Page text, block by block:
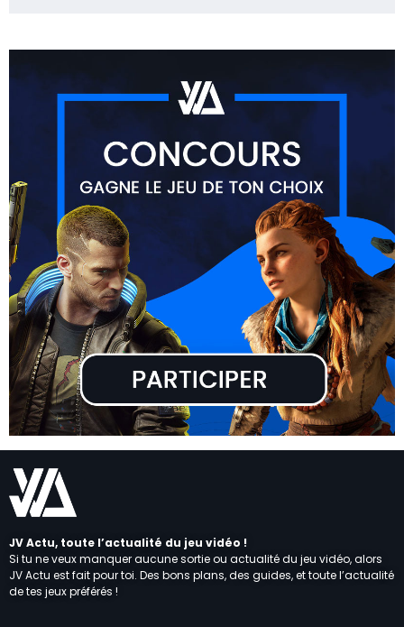
JV Actu, toute l’actualité du jeu vidéo !
Si tu ne veux manquer aucune sortie ou actualité du jeu vidéo, alors
JV Actu est fait pour toi. Des bons plans, des guides, et toute l’actualité
de tes jeux préférés !